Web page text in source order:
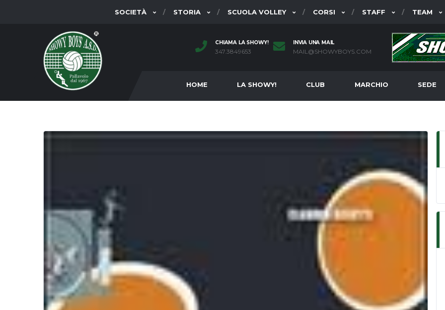
SOCIETÀ STORIA SCUOLA VOLLEY CORSI STAFF TEAM
CHIAMA LA SHOWY!
347.3849653
INVIA UNA MAIL
MAIL@SHOWYBOYS.COM
HOME LA SHOWY! CLUB MARCHIO SEDE